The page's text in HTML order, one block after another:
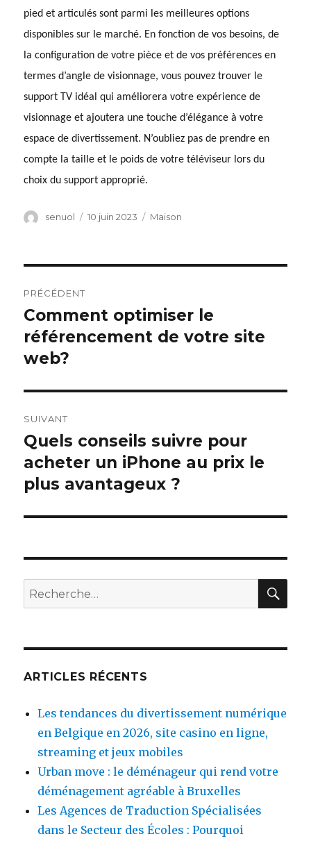
pied et articulés sont parmi les meilleures options
disponibles sur le marché. En fonction de vos besoins, de
la configuration de votre pièce et de vos préférences en
termes d’angle de visionnage, vous pouvez trouver le
support TV idéal qui améliorera votre expérience de
visionnage et ajoutera une touche d’élégance à votre
espace de divertissement. N’oubliez pas de prendre en
compte la taille et le poids de votre téléviseur lors du
choix du support approprié.
Auteur
senuol
Publié
10 juin 2023 Catégories
Maison
de
l’article
PRÉCÉDENT
Article
précédent :
Comment optimiser le
référencement de votre site
web?
SUIVANT
Article
suivant :
Quels conseils suivre pour
acheter un iPhone au prix le
plus avantageux ?
Recherche
pour
ARTICLES RÉCENTS
Les tendances du divertissement numérique
en Belgique en 2026, site casino en ligne,
streaming et jeux mobiles
Urban move : le déménageur qui rend votre
déménagement agréable à Bruxelles
Les Agences de Traduction Spécialisées
dans le Secteur des Écoles : Pourquoi